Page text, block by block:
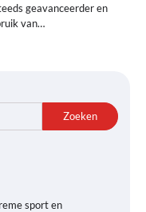
geavanceerder en
van…
Zoeken
sport en